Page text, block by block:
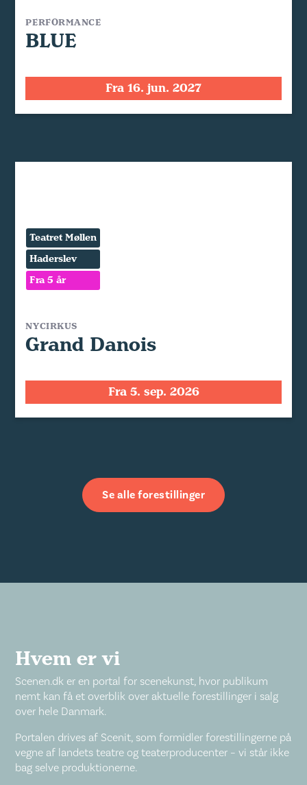
PERFORMANCE
BLUE
Fra 16. jun. 2027
Teatret Møllen
Haderslev
Fra 5 år
NYCIRKUS
Grand Danois
Fra 5. sep. 2026
Se alle forestillinger
Hvem er vi
Scenen.dk er en portal for scenekunst, hvor publikum
nemt kan få et overblik over aktuelle forestillinger i salg
over hele Danmark.
Portalen drives af Scenit, som formidler forestillingerne på
vegne af landets teatre og teaterproducenter – vi står ikke
bag selve produktionerne.